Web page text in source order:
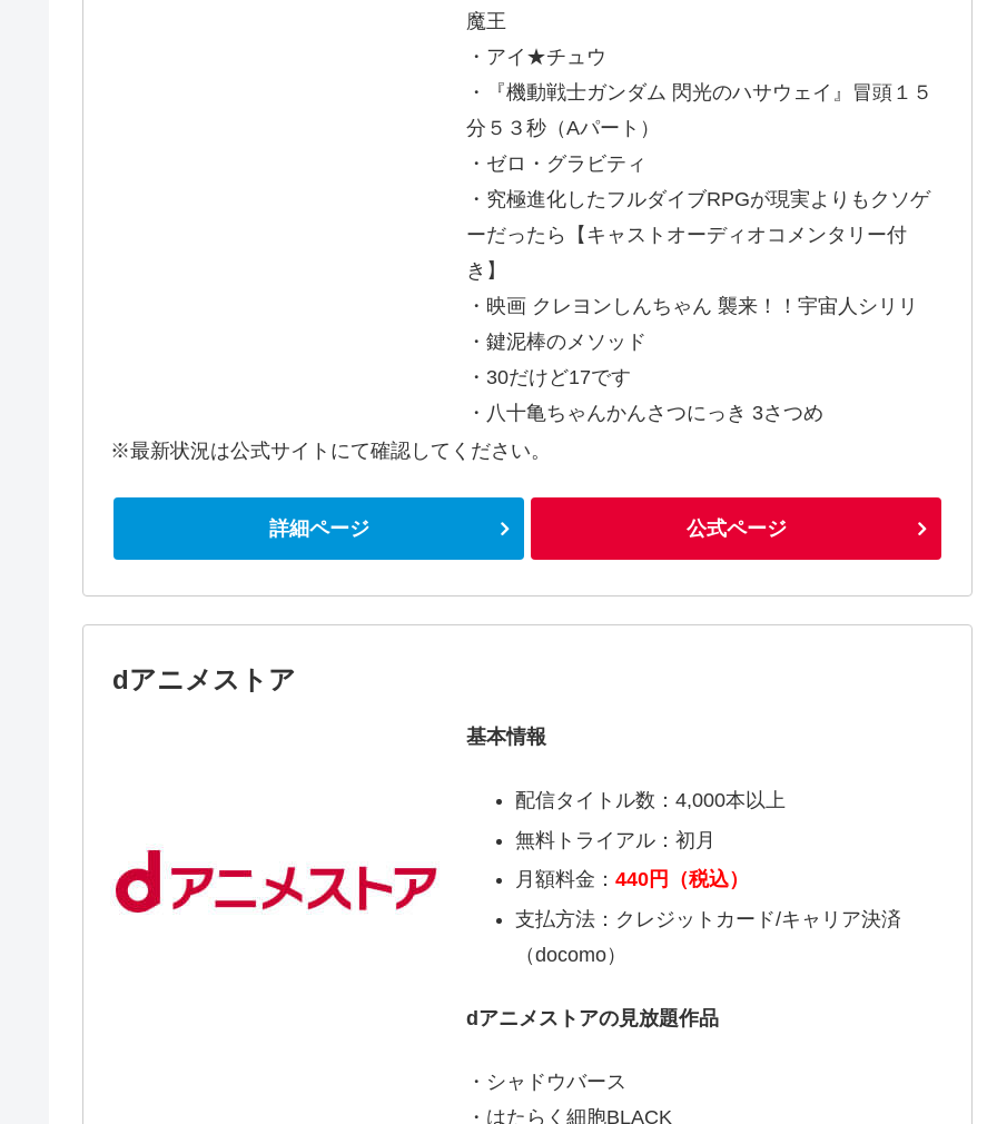
魔王
・アイ★チュウ
・『機動戦士ガンダム 閃光のハサウェイ』冒頭１５
分５３秒（Aパート）
・ゼロ・グラビティ
・究極進化したフルダイブRPGが現実よりもクソゲ
ーだったら【キャストオーディオコメンタリー付
き】
・映画 クレヨンしんちゃん 襲来！！宇宙人シリリ
・鍵泥棒のメソッド
・30だけど17です
・八十亀ちゃんかんさつにっき 3さつめ
※最新状況は公式サイトにて確認してください。
詳細ページ 公式ページ
dアニメストア
基本情報
配信タイトル数：4,000本以上
無料トライアル：初月
月額料金： 440円（税込）
支払方法：クレジットカード/キャリア決済
（docomo）
dアニメストアの見放題作品
・シャドウバース
・はたらく細胞BLACK